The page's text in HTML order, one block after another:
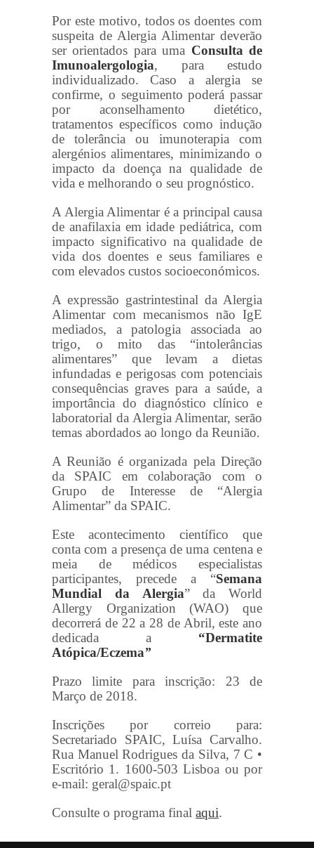
Por este motivo, todos os doentes com
suspeita de Alergia Alimentar deverão
ser orientados para uma Consulta de
Imunoalergologia, para estudo
individualizado. Caso a alergia se
confirme, o seguimento poderá passar
por aconselhamento dietético,
tratamentos específicos como indução
de tolerância ou imunoterapia com
alergénios alimentares, minimizando o
impacto da doença na qualidade de
vida e melhorando o seu prognóstico.
A Alergia Alimentar é a principal causa
de anafilaxia em idade pediátrica, com
impacto significativo na qualidade de
vida dos doentes e seus familiares e
com elevados custos socioeconómicos.
A expressão gastrintestinal da Alergia
Alimentar com mecanismos não IgE
mediados, a patologia associada ao
trigo, o mito das “intolerâncias
alimentares” que levam a dietas
infundadas e perigosas com potenciais
consequências graves para a saúde, a
importância do diagnóstico clínico e
laboratorial da Alergia Alimentar, serão
temas abordados ao longo da Reunião.
A Reunião é organizada pela Direção
da SPAIC em colaboração com o
Grupo de Interesse de “Alergia
Alimentar” da SPAIC.
Este acontecimento científico que
conta com a presença de uma centena e
meia de médicos especialistas
participantes, precede a “Semana
Mundial da Alergia” da World
Allergy Organization (WAO) que
decorrerá de 22 a 28 de Abril, este ano
dedicada a “Dermatite
Atópica/Eczema”
Prazo limite para inscrição: 23 de
Março de 2018.
Inscrições por correio para:
Secretariado SPAIC, Luísa Carvalho.
Rua Manuel Rodrigues da Silva, 7 C •
Escritório 1. 1600-503 Lisboa ou por
e-mail: geral@spaic.pt
Consulte o programa final aqui.